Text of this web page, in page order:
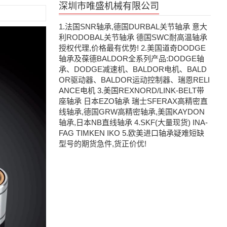
深圳市唯盛机械有限公司
1.法国SNR轴承,德国DURBAL关节轴承 意大
利RODOBAL关节轴承 德国SWC耐高温轴承
授权代理,价格最有优势! 2.美国道奇DODGE
轴承及葆德BALDOR全系列产品:DODGE轴
承、DODGE减速机、BALDOR电机、BALD
OR驱动器、BALDOR运动控制器、瑞恩RELI
ANCE电机 3.美国REXNORD/LINK-BELT带
座轴承 日本EZO轴承 瑞士SFERAX高精密直
线轴承,德国GRW高精密轴承,美国KAYDON
轴承,日本NB直线轴承 4.SKF(大量现货) INA-
FAG TIMKEN IKO 5.欧美进口轴承疑难短缺
型号的期货急件,货正价优!